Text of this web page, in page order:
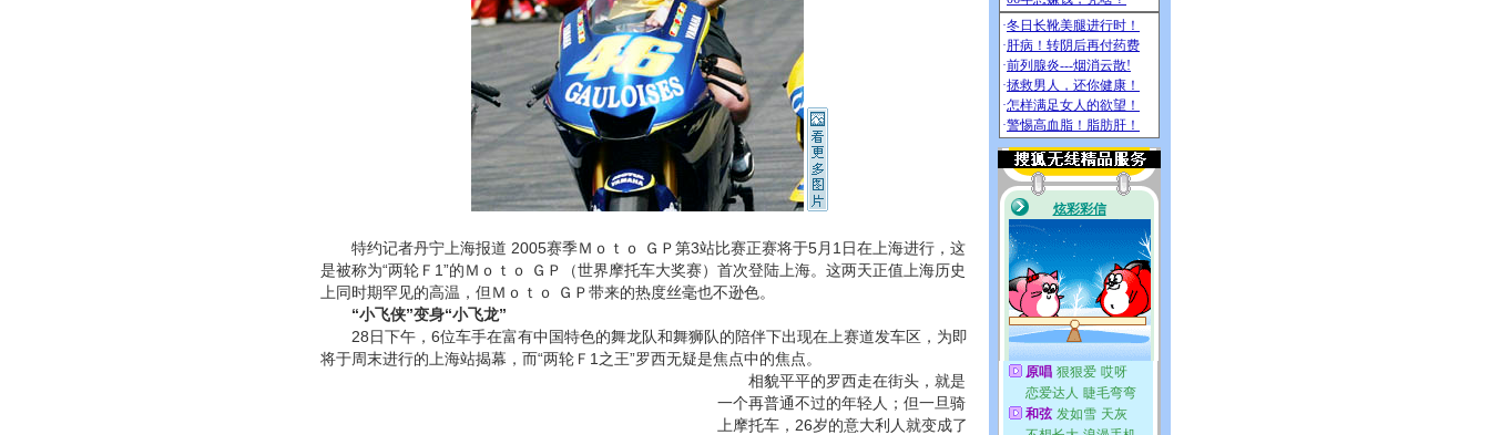
特约记者丹宁上海报道 2005赛季Ｍｏｔｏ ＧＰ第3站比赛正赛将于5月1日在上海进行，这
是被称为“两轮Ｆ1”的Ｍｏｔｏ ＧＰ（世界摩托车大奖赛）首次登陆上海。这两天正值上海历史
上同时期罕见的高温，但Ｍｏｔｏ ＧＰ带来的热度丝毫也不逊色。
“小飞侠”变身“小飞龙”
28日下午，6位车手在富有中国特色的舞龙队和舞狮队的陪伴下出现在上赛道发车区，为即
将于周末进行的上海站揭幕，而“两轮Ｆ1之王”罗西无疑是焦点中的焦点。
相貌平平的罗西走在街头，就是
一个再普通不过的年轻人；但一旦骑
上摩托车，26岁的意大利人就变成了